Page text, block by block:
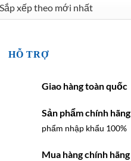
HỖ TRỢ
Giao hàng toàn quốc
Sản phẩm chính hãng
phẩm nhập khẩu 100%
Mua hàng chính hãng